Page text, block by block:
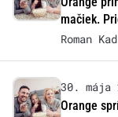
mačiek.
Roman
30. mája
Orange